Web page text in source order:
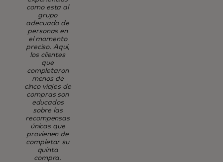
como esta al
grupo
adecuado de
personas en
el momento
preciso. Aquí,
los clientes
que
completaron
menos de
cinco viajes de
compras son
educados
sobre las
recompensas
únicas que
provienen de
completar su
quinta
compra.